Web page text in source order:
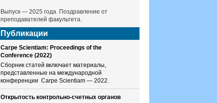
Выпуск — 2025 года. Поздравление от
преподавателей факультета.
Публикации
Carpe Scientiam: Proceedings of the
Conference (2022)
Сборник статей включает материалы,
представленные на международной
конференции Carpe Scientiam — 2022.
Открытость контрольно-счетных органов